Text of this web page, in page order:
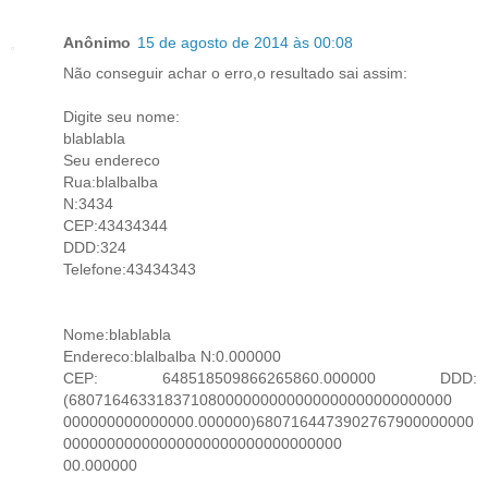
Anônimo 15 de agosto de 2014 às 00:08
Não conseguir achar o erro,o resultado sai assim:
Digite seu nome:
blablabla
Seu endereco
Rua:blalbalba
N:3434
CEP:43434344
DDD:324
Telefone:43434343
Nome:blablabla
Endereco:blalbalba N:0.000000
CEP: 648518509866265860.000000 DDD:
(68071646331837108000000000000000000000000000
000000000000000.000000)6807164473902767900000000
00000000000000000000000000000000
00.000000